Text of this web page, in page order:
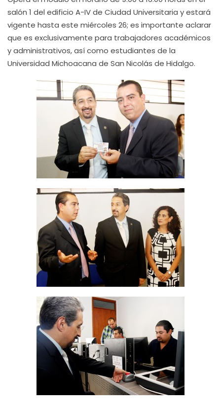
salón 1 del edificio A-IV de Ciudad Universitaria y estará
vigente hasta este miércoles 26; es importante aclarar
que es exclusivamente para trabajadores académicos
y administrativos, así como estudiantes de la
Universidad Michoacana de San Nicolás de Hidalgo.